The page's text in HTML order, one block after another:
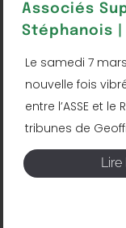
Associés
Stéphanois |
Le samedi 7
nouvelle fois
entre l’ASSE et le
tribunes de